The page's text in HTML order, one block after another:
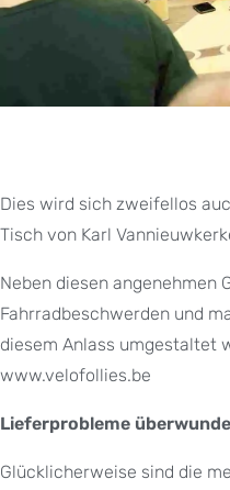
Dies wird sich zweifellos
Tisch von Karl
Neben diesen angenehmen
Fahrradbeschwerden und
diesem Anlass umgestaltet
www.velofollies.be
Lieferprobleme
Glücklicherweise sind die